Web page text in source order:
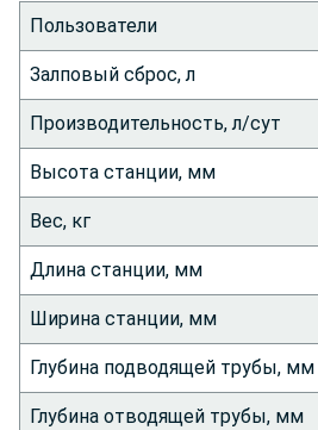
Пользователи
Залповый сброс, л
Производительность, л/сут
Высота станции, мм
Вес, кг
Длина станции, мм
Ширина станции, мм
Глубина подводящей трубы, мм
Глубина отводящей трубы, мм